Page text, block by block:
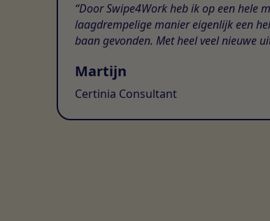
Door Swipe4Work heb ik op een hele
laagdrempelige manier eigenlijk een
baan gevonden. Met heel veel nieuwe
Martijn
Certinia Consultant